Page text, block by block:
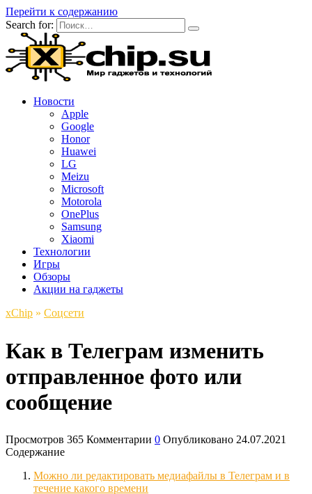
Перейти к содержанию
Search for:
Новости
Apple
Google
Honor
Huawei
LG
Meizu
Microsoft
Motorola
OnePlus
Samsung
Xiaomi
Технологии
Игры
Обзоры
Акции на гаджеты
xСhip » Соцсети
Как в Телеграм изменить
отправленное фото или
сообщение
Просмотров 365 Комментарии 0 Опубликовано 24.07.2021
Содержание
Можно ли редактировать медиафайлы в Телеграм и в
течение какого времени